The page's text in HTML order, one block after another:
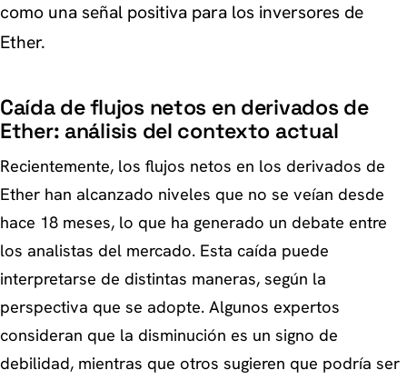
como una señal positiva para los inversores de
Ether.
Caída de flujos netos en derivados de
Ether: análisis del contexto actual
Recientemente, los flujos netos en los derivados de
Ether han alcanzado niveles que no se veían desde
hace 18 meses, lo que ha generado un debate entre
los analistas del mercado. Esta caída puede
interpretarse de distintas maneras, según la
perspectiva que se adopte. Algunos expertos
consideran que la disminución es un signo de
debilidad, mientras que otros sugieren que podría ser